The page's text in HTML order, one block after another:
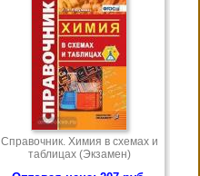
Справочник. Химия в схемах и
таблицах (Экзамен)